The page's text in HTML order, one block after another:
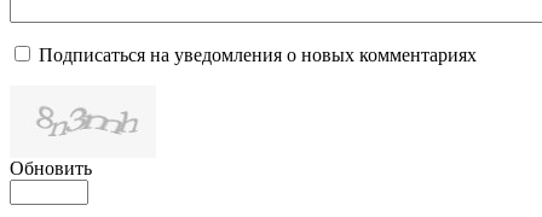
Подписаться на уведомления о новых комментариях
Обновить